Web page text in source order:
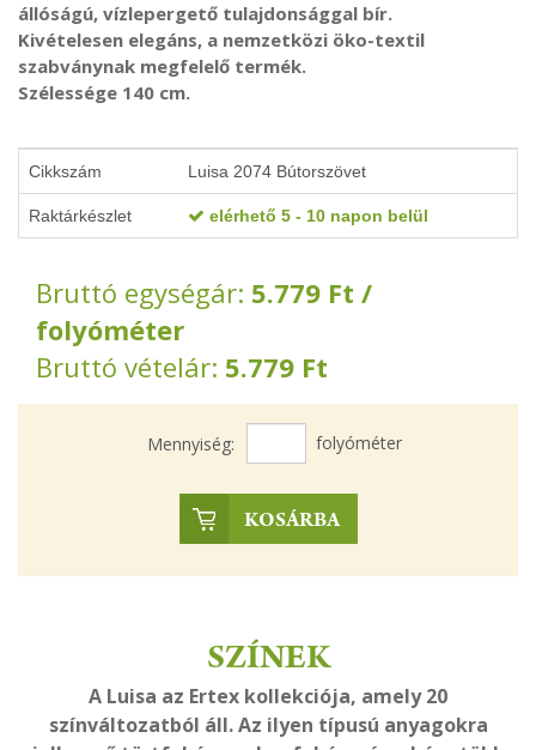
állóságú, vízlepergető tulajdonsággal bír.
Kivételesen elegáns, a nemzetközi öko-textil
szabványnak megfelelő termék.
Szélessége 140 cm.
Cikkszám Luisa 2074 Bútorszövet
Raktárkészlet elérhető 5 - 10 napon belül
Bruttó egységár: 5.779 Ft /
folyóméter
Bruttó vételár: 5.779 Ft
Mennyiség: folyóméter
KOSÁRBA
SZÍNEK
A Luisa az Ertex kollekciója, amely 20
színváltozatból áll. Az ilyen típusú anyagokra